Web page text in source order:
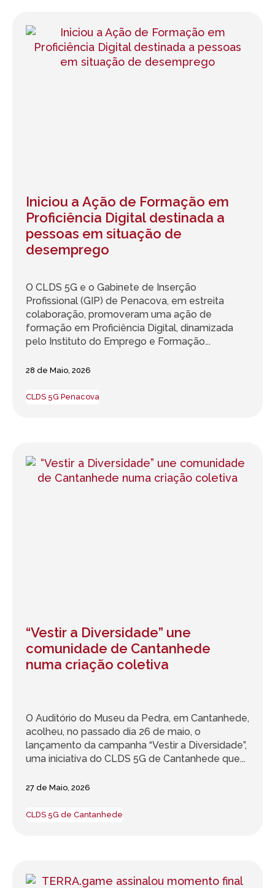
Iniciou a Ação de Formação em
Proficiência Digital destinada a
pessoas em situação de
desemprego
O CLDS 5G e o Gabinete de Inserção
Profissional (GIP) de Penacova, em estreita
colaboração, promoveram uma ação de
formação em Proficiência Digital, dinamizada
pelo Instituto do Emprego e Formação...
28 de Maio, 2026
CLDS 5G Penacova
“Vestir a Diversidade” une
comunidade de Cantanhede
numa criação coletiva
O Auditório do Museu da Pedra, em Cantanhede,
acolheu, no passado dia 26 de maio, o
lançamento da campanha “Vestir a Diversidade”,
uma iniciativa do CLDS 5G de Cantanhede que...
27 de Maio, 2026
CLDS 5G de Cantanhede